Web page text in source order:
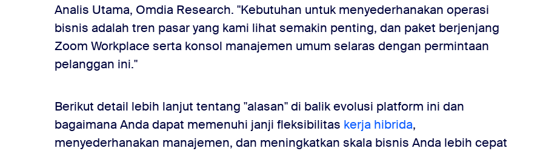
Analis Utama, Omdia Research. "Kebutuhan untuk menyederhanakan operasi
bisnis adalah tren pasar yang kami lihat semakin penting, dan paket berjenjang
Zoom Workplace serta konsol manajemen umum selaras dengan permintaan
pelanggan ini."
Berikut detail lebih lanjut tentang "alasan" di balik evolusi platform ini dan
bagaimana Anda dapat memenuhi janji fleksibilitas kerja hibrida,
menyederhanakan manajemen, dan meningkatkan skala bisnis Anda lebih cepat